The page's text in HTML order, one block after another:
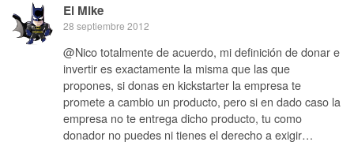
El Mike
28 septiembre 2012
@Nico totalmente de acuerdo, mi definición de donar e
invertir es exactamente la misma que las que
propones, si donas en kickstarter la empresa te
promete a cambio un producto, pero si en dado caso la
empresa no te entrega dicho producto, tu como
donador no puedes ni tienes el derecho a exigir…